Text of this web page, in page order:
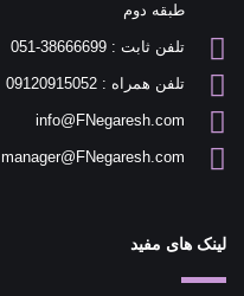
طبقه دوم
تلفن ثابت : 38666699-051
تلفن همراه : 09120915052
info@FNegaresh.com
manager@FNegaresh.com
لینک های مفید